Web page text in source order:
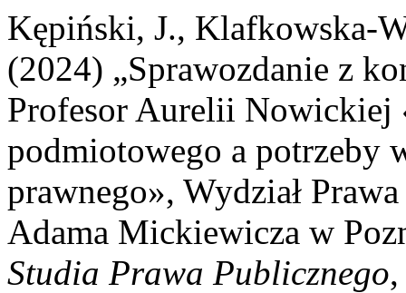
Kępiński, J., Klafkowska-
(2024) „Sprawozdanie z
Profesor Aurelii Nowickiej
podmiotowego a potrzeby
prawnego», Wydział
Adama Mickiewicza w
Studia Prawa Publicznego